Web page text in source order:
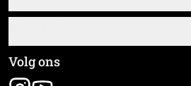
Over ons
Plak- en montagehandleidingen
Materiaaloverzicht
Algemene voorwaarden
Colofon
Volg ons